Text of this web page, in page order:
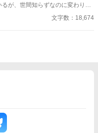
が、世間知らずなのに変わりは
いる男性を発見。彼はなんと騎士
つ人物だった。 当然女嫌いの噂
文字数：18,674